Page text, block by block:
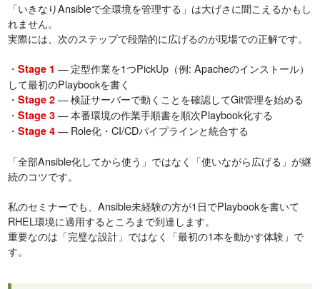
「いきなりAnsibleで全環境を管理する」は大げさに聞こえるかもし
れません。
実際には、次のステップで段階的に広げるのが現場での正解です。
・Stage 1 — 定型作業を1つPickUp（例: Apacheのインストール）
して最初のPlaybookを書く
・Stage 2 — 検証サーバーで動くことを確認してGit管理を始める
・Stage 3 — 本番環境の作業手順書を順次Playbook化する
・Stage 4 — Role化・CI/CDパイプラインと統合する
「全部Ansible化してから使う」ではなく「使いながら広げる」が継
続のコツです。
私のセミナーでも、Ansible未経験の方が1日でPlaybookを書いて
RHEL環境に適用するところまで到達します。
重要なのは「完璧な設計」ではなく「最初の1本を動かす体験」で
す。